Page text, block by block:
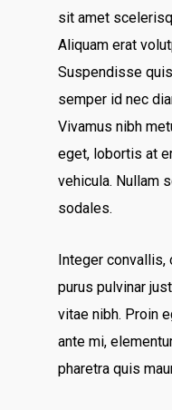
sit amet
Aliquam erat
Suspendisse
semper id nec
Vivamus nibh
eget, lobortis at
vehicula. Nullam
sodales.
Integer convallis,
purus pulvinar
vitae nibh. Proin
ante mi,
pharetra quis